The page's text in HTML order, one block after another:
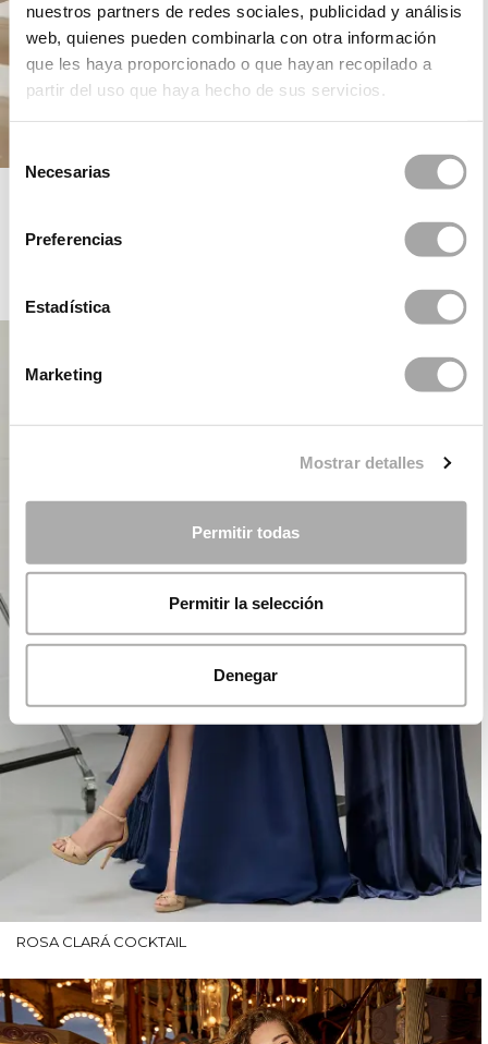
nuestros partners de redes sociales, publicidad y análisis
web, quienes pueden combinarla con otra información
que les haya proporcionado o que hayan recopilado a
partir del uso que haya hecho de sus servicios.
Necesarias
Preferencias
Estadística
Marketing
Mostrar detalles
Permitir todas
Permitir la selección
Denegar
ROSA CLARÁ COCKTAIL